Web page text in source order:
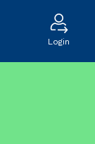
Login